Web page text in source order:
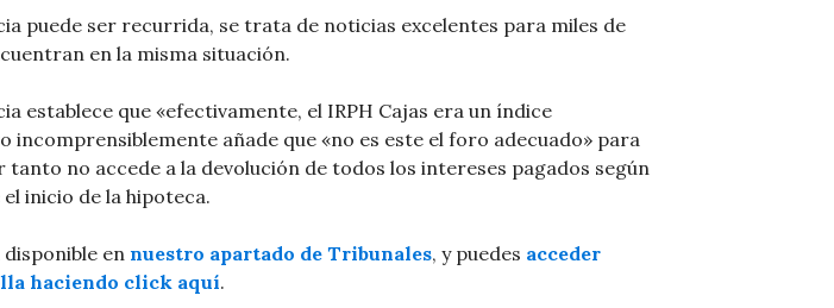
puede ser recurrida, se trata de noticias excelentes para miles de
en la misma situación.
establece que «efectivamente, el IRPH Cajas era un índice
incomprensiblemente añade que «no es este el foro adecuado» para
tanto no accede a la devolución de todos los intereses pagados según
el inicio de la hipoteca.
en nuestro apartado de Tribunales, y puedes acceder
haciendo click aquí.